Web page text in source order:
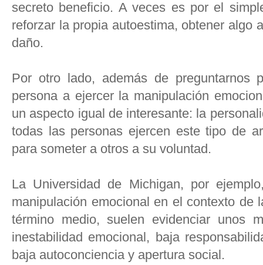
secreto beneficio. A veces es por el
reforzar la propia autoestima, obtener algo
daño.
Por otro lado, además de
persona a ejercer la manipulación
un aspecto igual de interesante: la
todas las personas ejercen este tipo de
para someter a otros a su voluntad.
La Universidad de Michigan, por
manipulación emocional en el contexto de
término medio, suelen evidenciar unos
inestabilidad emocional, baja
baja autoconciencia y apertura social.